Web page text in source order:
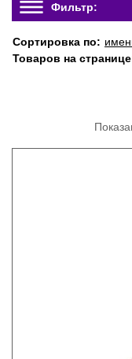
Фильтр:
Сортировка по:
Товаров на